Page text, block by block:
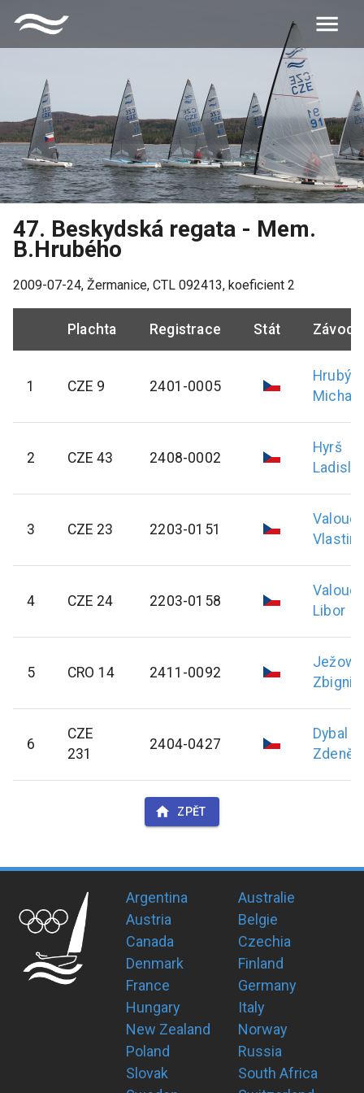
47. Beskydská regata - Mem.
B.Hrubého
2009-07-24, Žermanice, CTL 092413, koeficient 2
Plachta Registrace Stát
1 CZE 9 2401-0005
Hrubý
Michal
2 CZE 43 2408-0002
Hyrš
3 CZE 23 2203-0151
4 CZE 24 2203-0158
Libor
5 CRO 14 2411-0092
6
CZE
231
2404-0427
Dybal
Zdeněk
ZPĚT
Argentina
Australie
Austria
Belgie
Canada
Czechia
Denmark
Finland
France
Germany
Hungary
Italy
New Zealand
Norway
Poland
Russia
Slovak
South Africa